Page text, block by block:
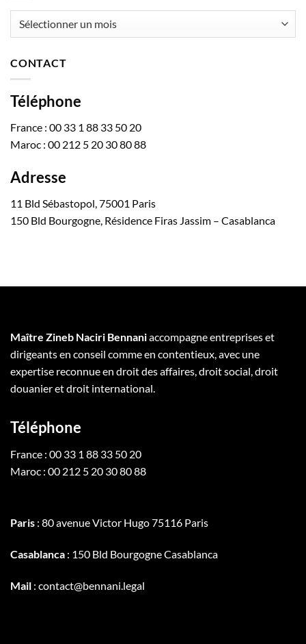
CONTACT
Téléphone
France : 00 33 1 88 33 50 20
Maroc : 00 212 5 20 30 80 88
Adresse
11 Bld Sébastopol, 75001 Paris
150 Bld Bourgogne, Résidence Firas Jassim – Casablanca
Maître Zineb Naciri Bennaniaccompagne entreprises et
dirigeants en conseil comme en contentieux, avec une
expertise reconnue en droit des affaires, droit social, droit
douanier et droit international.
Téléphone
France : 00 33 1 88 33 50 20
Maroc : 00 212 5 20 30 80 88
Paris : 80 avenue Victor Hugo 75116 Paris
Casablanca : 150 Bld Bourgogne Casablanca
Mail : contact@bennani.legal